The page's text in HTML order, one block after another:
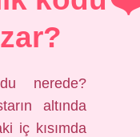
nerede?
altında
iç kısımda